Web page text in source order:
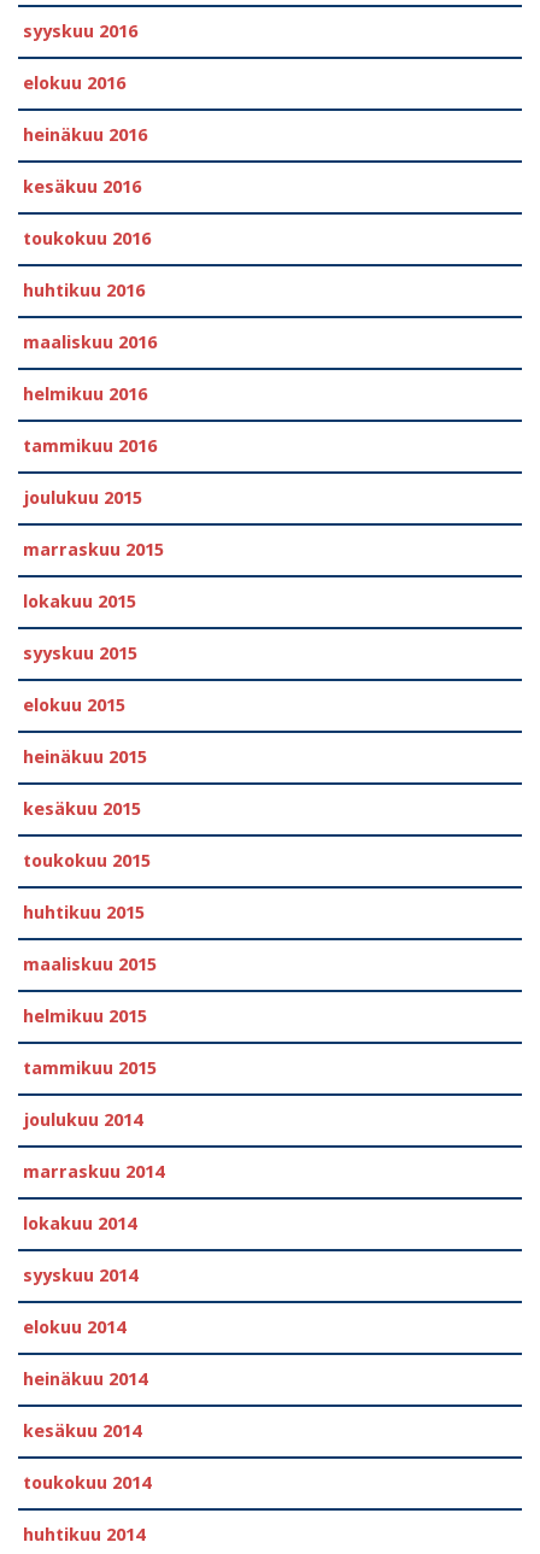
syyskuu 2016
elokuu 2016
heinäkuu 2016
kesäkuu 2016
toukokuu 2016
huhtikuu 2016
maaliskuu 2016
helmikuu 2016
tammikuu 2016
joulukuu 2015
marraskuu 2015
lokakuu 2015
syyskuu 2015
elokuu 2015
heinäkuu 2015
kesäkuu 2015
toukokuu 2015
huhtikuu 2015
maaliskuu 2015
helmikuu 2015
tammikuu 2015
joulukuu 2014
marraskuu 2014
lokakuu 2014
syyskuu 2014
elokuu 2014
heinäkuu 2014
kesäkuu 2014
toukokuu 2014
huhtikuu 2014